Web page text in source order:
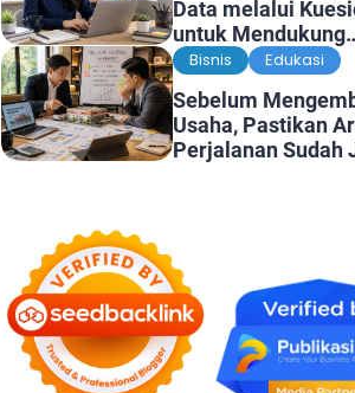
Data melalui
untuk Mendukung
Penelitian dan
Bisnis Edukasi
Sebelum
Usaha, Pastikan
Perjalanan Sudah